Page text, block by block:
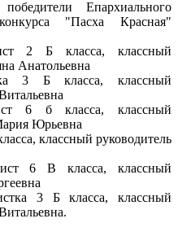
Епархиального
"Пасха Красная"
2 Б класса, классный
Анатольевна
3 Б класса, классный
6 б класса, классный
Юрьевна
классный руководитель
6 В класса, классный
3 Б класса, классный